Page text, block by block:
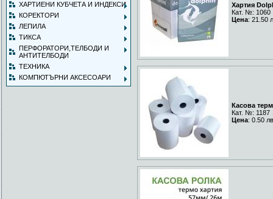
ХАРТИЕНИ КУБЧЕТА И ИНДЕКСИ
КОРЕКТОРИ
ЛЕПИЛА
ТИКСА
ПЕРФОРАТОРИ,ТЕЛБОДИ И
АНТИТЕЛБОДИ
ТЕХНИКА
КОМПЮТЪРНИ АКСЕСОАРИ
Хартия
Кат. №: 1060
Цена: 21.50
Касова
Кат. №: 1187
Цена: 0.50